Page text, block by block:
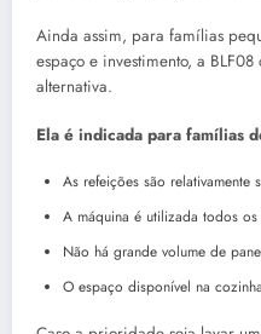
Ainda assim, para famílias
espaço e investimento, a
alternativa.
Ela é indicada para famílias
As refeições são relativamente
A máquina é utilizada todos
Não há grande volume de
O espaço disponível na